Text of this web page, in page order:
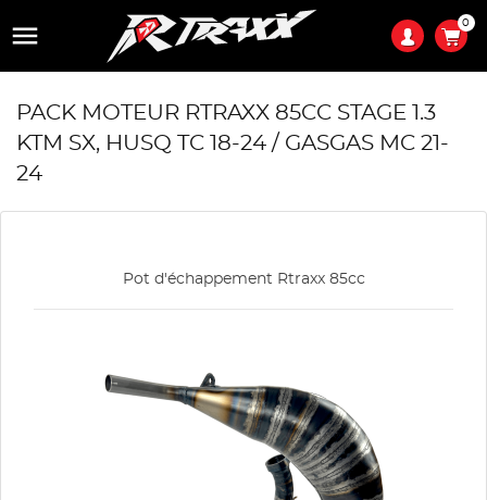
 0
PACK MOTEUR RTRAXX 85CC STAGE 1.3
KTM SX, HUSQ TC 18-24 / GASGAS MC 21-
24
Pot d'échappement Rtraxx 85cc